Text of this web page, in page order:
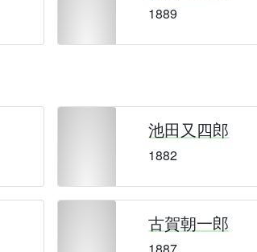
1889
池田又四郎
1882
古賀朝一郎